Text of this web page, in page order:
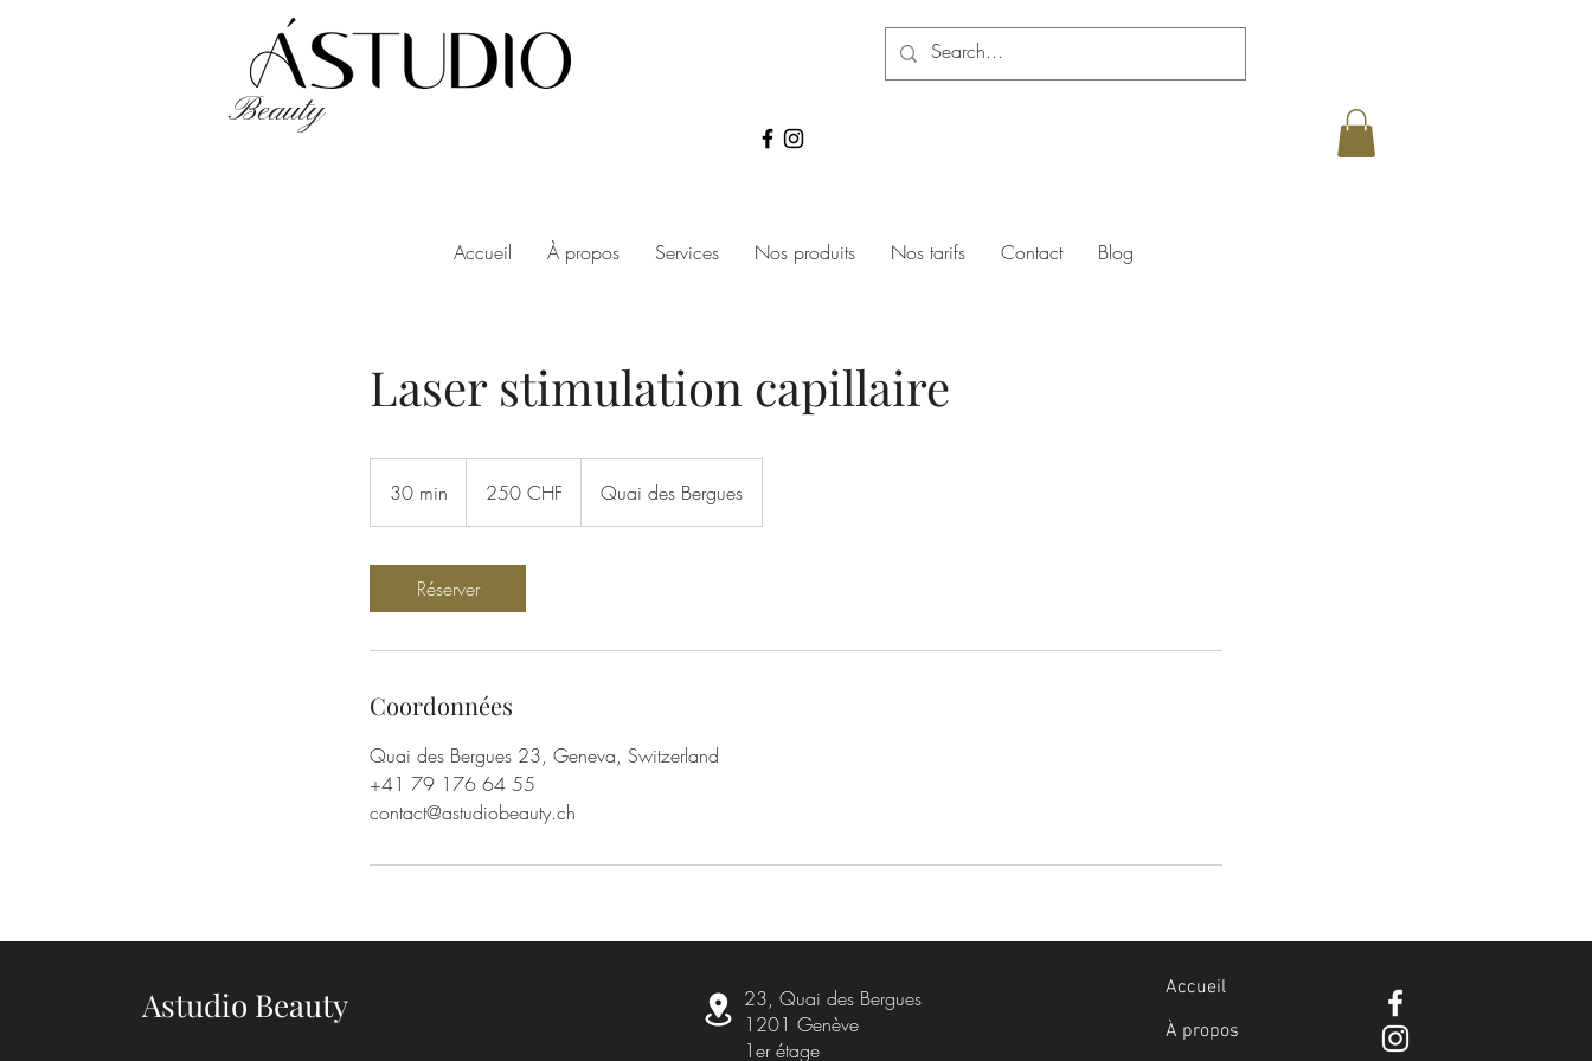
Beauty
Accueil À propos Services Nos produits Nos tarifs Contact Blog
Laser stimulation capillaire
30 min
0
n
suisses
250 CHF Quai des Bergues
Réserver
Coordonnées
Quai des Bergues 23, Geneva, Switzerland
+41 79 176 64 55
contact@astudiobeauty.ch
Astudio Beauty
23, Quai des Bergues
1201 Genève
1er étage
Accueil
À propos